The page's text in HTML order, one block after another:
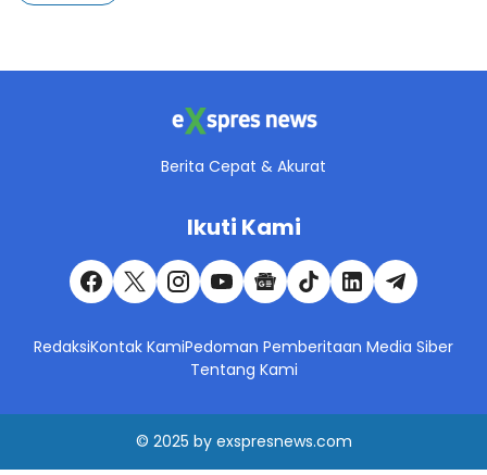
Berita Cepat & Akurat
Ikuti Kami
RedaksiKontak KamiPedoman Pemberitaan Media Siber
Tentang Kami
© 2025 by exspresnews.com